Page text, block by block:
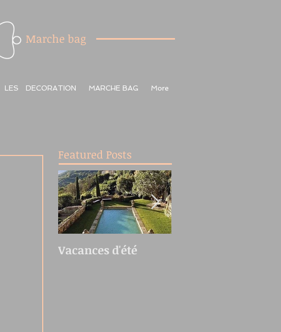
Marche bag
LES DECORATION MARCHE BAG More
Featured Posts
Vacances d'été